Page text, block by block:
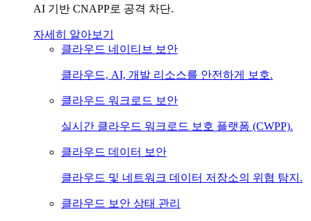
AI 기반 CNAPP로 공격 차단.
자세히 알아보기
클라우드 네이티브 보안
클라우드, AI, 개발 리소스를 안전하게 보호.
클라우드 워크로드 보안
실시간 클라우드 워크로드 보호 플랫폼 (CWPP).
클라우드 데이터 보안
클라우드 및 네트워크 데이터 저장소의 위협 탐지.
클라우드 보안 상태 관리